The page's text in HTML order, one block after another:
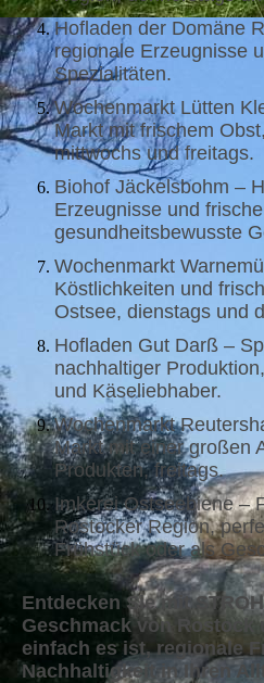
Hofladen der Domäne
regionale Erzeugnisse
Spezialitäten.
Wochenmarkt Lütten
Markt mit frischem
mittwochs und freitags.
Biohof Jäckelsbohm –
Erzeugnisse und
gesundheitsbewusste
Wochenmarkt
Köstlichkeiten und
Ostsee, dienstags und
Hofladen Gut Darß –
nachhaltiger
und Käseliebhaber.
Wochenmarkt
Markt mit einer großen
Produkten, freitags.
Imkerei Ostseebiene –
Rostocker Region,
Frühstück oder als
Entdecken Sie mit
Geschmack von Rostock
einfach es ist, regionale
Nachhaltigkeit in Ihren